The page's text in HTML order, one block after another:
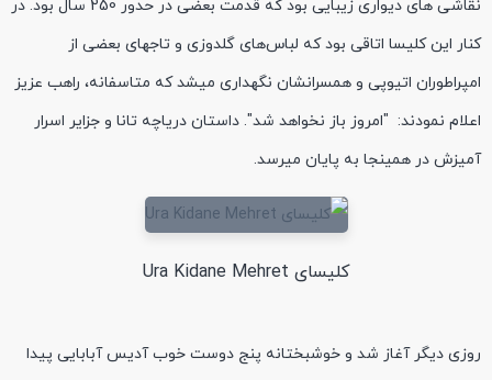
نقاشی های دیواری زیبایی بود که قدمت بعضی در حدور 250 سال بود. در
کنار این کلیسا اتاقی بود که لباس‌های گلدوزی و تاجهای بعضی از
امپراطوران اتیوپی و همسرانشان نگهداری میشد که متاسفانه، راهب عزیز
اعلام نمودند: "امروز باز نخواهد شد". داستان دریاچه تانا و جزایر اسرار
آمیزش در همینجا به پایان میرسد.
کلیسای Ura Kidane Mehret
روزی دیگر آغاز شد و خوشبختانه پنج دوست خوب آدیس آبابایی پیدا